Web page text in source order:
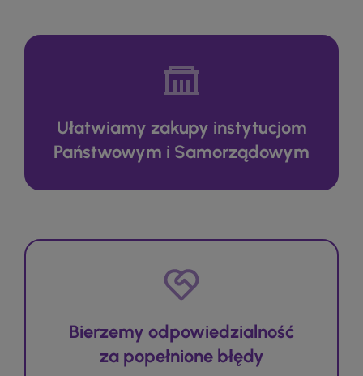
Ułatwiamy zakupy instytucjom
Państwowym i Samorządowym
Bierzemy odpowiedzialność
za popełnione błędy